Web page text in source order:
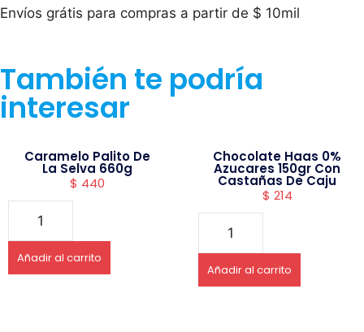
Envíos grátis para compras a partir de $ 10mil
También te podría
interesar
Caramelo Palito De
La Selva 660g
$ 440
Añadir al carrito
Chocolate Haas 0%
Azucares 150gr Con
Castañas De Caju
$ 214
Añadir al carrito